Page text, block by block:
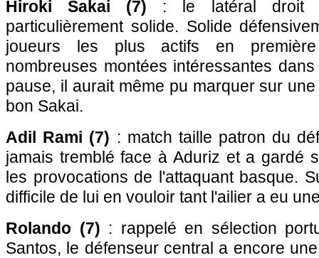
Hiroki Sakai (7) : le latéral droit
particulièrement solide. Solide
joueurs les plus actifs en
nombreuses montées intéressantes
pause, il aurait même pu marquer sur
bon Sakai.
Adil Rami (7) : match taille patron du
jamais tremblé face à Aduriz et a gardé
les provocations de l'attaquant basque.
difficile de lui en vouloir tant l'ailier a eu
Rolando (7) : rappelé en sélection
Santos, le défenseur central a encore